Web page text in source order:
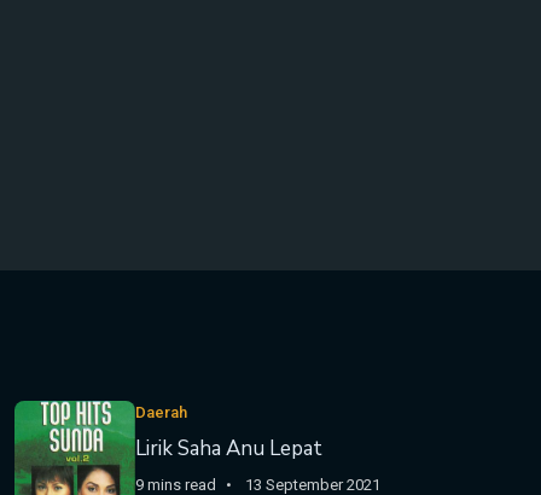
Daerah
Lirik Saha Anu Lepat
9 mins read 13 September 2021